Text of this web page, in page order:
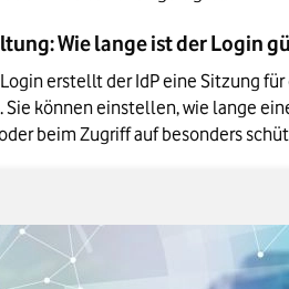
Wie lange ist der Login
erstellt der IdP eine Sitzung
können einstellen, wie lange
beim Zugriff auf besonders